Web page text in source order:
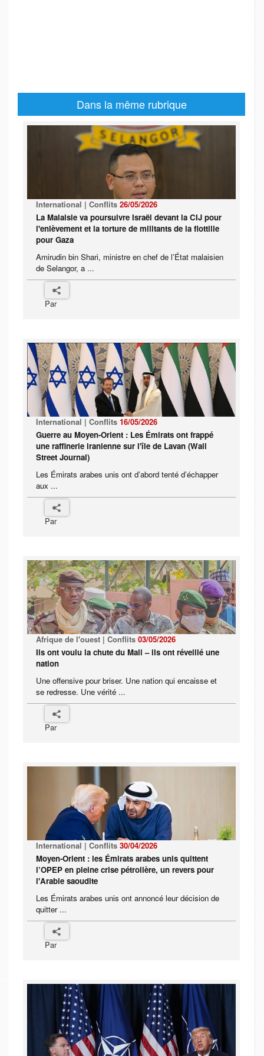
Dans la même rubrique
International | Conflits 26/05/2026
La Malaisie va poursuivre Israël devant la CIJ pour
l'enlèvement et la torture de militants de la flottille
pour Gaza
Amirudin bin Shari, ministre en chef de l’État malaisien
de Selangor, a ...
Par
International | Conflits 16/05/2026
Guerre au Moyen-Orient : Les Émirats ont frappé
une raffinerie iranienne sur l'île de Lavan (Wall
Street Journal)
Les Émirats arabes unis ont d’abord tenté d’échapper
aux ...
Par
Afrique de l'ouest | Conflits 03/05/2026
Ils ont voulu la chute du Mali – ils ont réveillé une
nation
Une offensive pour briser. Une nation qui encaisse et
se redresse. Une vérité ...
Par
International | Conflits 30/04/2026
Moyen-Orient : les Émirats arabes unis quittent
l’OPEP en pleine crise pétrolière, un revers pour
l'Arabie saoudite
Les Émirats arabes unis ont annoncé leur décision de
quitter ...
Par